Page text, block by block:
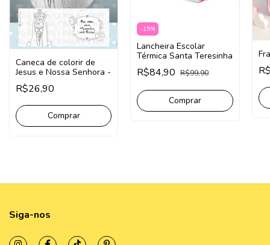
Caneca de colorir de
Jesus e Nossa Senhora -
R$26,90
Comprar
-15%
Lancheira Escolar
Térmica Santa Teresinha
R$84,90 R$99,90
Siga-nos